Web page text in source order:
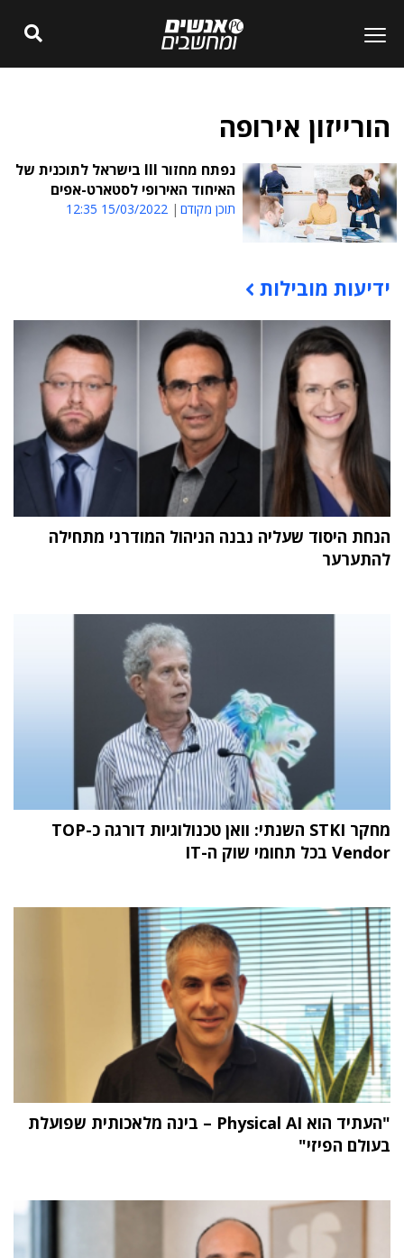
הורייזון אירופה
נפתח מחזור III בישראל לתוכנית של
האיחוד האירופי לסטארט-אפים
תוכן מקודם 15/03/2022 12:35
תוכן פרסומי
ידיעות מובילות
הנחת היסוד שעליה נבנה הניהול המודרני מתחילה
להתערער
מחקר STKI השנתי: וואן טכנולוגיות דורגה כ-TOP
Vendor בכל תחומי שוק ה-IT
"העתיד הוא Physical AI – בינה מלאכותית שפועלת
בעולם הפיזי"